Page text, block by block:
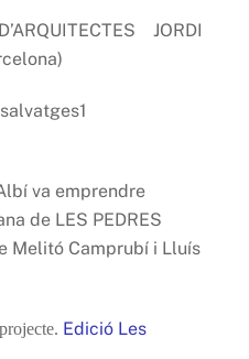
JORDI
va emprendre
de LES PEDRES
Melitó Camprubí i Lluís
Edició Les